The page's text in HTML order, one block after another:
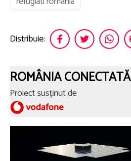
Distribuie:
ROMÂNIA CONECTATĂ
Proiect susținut de